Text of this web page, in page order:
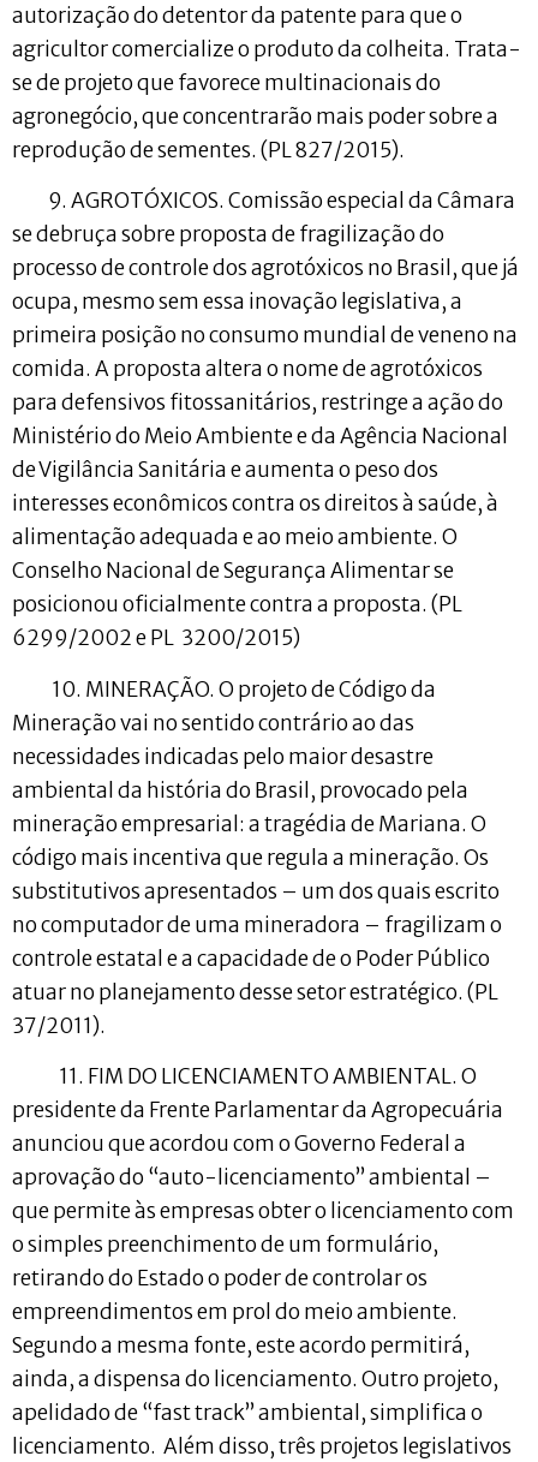
autorização do detentor da patente para que o
agricultor comercialize o produto da colheita. Trata-
se de projeto que favorece multinacionais do
agronegócio, que concentrarão mais poder sobre a
reprodução de sementes. (PL 827/2015).
9. AGROTÓXICOS. Comissão especial da Câmara
se debruça sobre proposta de fragilização do
processo de controle dos agrotóxicos no Brasil, que já
ocupa, mesmo sem essa inovação legislativa, a
primeira posição no consumo mundial de veneno na
comida. A proposta altera o nome de agrotóxicos
para defensivos fitossanitários, restringe a ação do
Ministério do Meio Ambiente e da Agência Nacional
de Vigilância Sanitária e aumenta o peso dos
interesses econômicos contra os direitos à saúde, à
alimentação adequada e ao meio ambiente. O
Conselho Nacional de Segurança Alimentar se
posicionou oficialmente contra a proposta. (PL
6299/2002 e PL 3200/2015)
10. MINERAÇÃO. O projeto de Código da
Mineração vai no sentido contrário ao das
necessidades indicadas pelo maior desastre
ambiental da história do Brasil, provocado pela
mineração empresarial: a tragédia de Mariana. O
código mais incentiva que regula a mineração. Os
substitutivos apresentados – um dos quais escrito
no computador de uma mineradora – fragilizam o
controle estatal e a capacidade de o Poder Público
atuar no planejamento desse setor estratégico. (PL
37/2011).
11. FIM DO LICENCIAMENTO AMBIENTAL. O
presidente da Frente Parlamentar da Agropecuária
anunciou que acordou com o Governo Federal a
aprovação do “auto-licenciamento” ambiental –
que permite às empresas obter o licenciamento com
o simples preenchimento de um formulário,
retirando do Estado o poder de controlar os
empreendimentos em prol do meio ambiente.
Segundo a mesma fonte, este acordo permitirá,
ainda, a dispensa do licenciamento. Outro projeto,
apelidado de “fast track” ambiental, simplifica o
licenciamento. Além disso, três projetos legislativos